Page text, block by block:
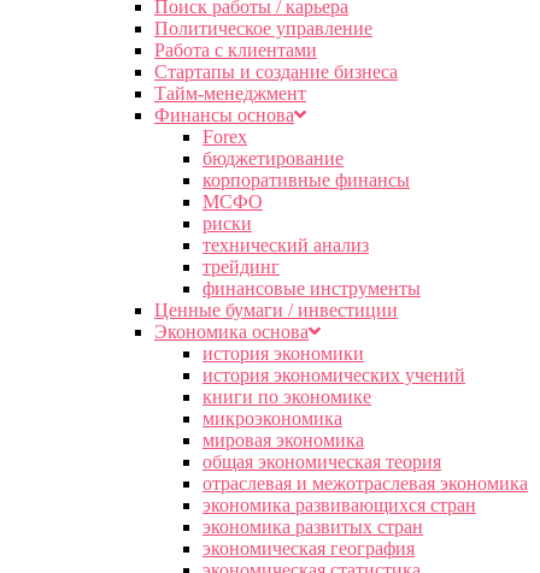
Поиск работы / карьера
Политическое управление
Работа с клиентами
Стартапы и создание бизнеса
Тайм-менеджмент
Финансы основа
Forex
бюджетирование
корпоративные финансы
МСФО
риски
технический анализ
трейдинг
финансовые инструменты
Ценные бумаги / инвестиции
Экономика основа
история экономики
история экономических учений
книги по экономике
микроэкономика
мировая экономика
общая экономическая теория
отраслевая и межотраслевая экономика
экономика развивающихся стран
экономика развитых стран
экономическая география